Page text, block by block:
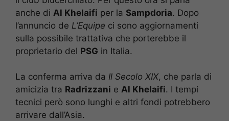
anche di Al Khelaifi per la Sampdoria. Dopo
l’annuncio de L’Equipe ci sono aggiornamenti
sulla possibile trattativa che porterebbe il
proprietario del PSG in Italia.
La conferma arriva da Il Secolo XIX, che parla di
amicizia tra Radrizzani e Al Khelaifi. I tempi
tecnici però sono lunghi e altri fondi potrebbero
arrivare dall’Asia.